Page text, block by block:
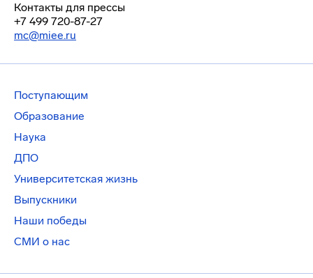
Контакты для прессы
+7 499 720-87-27
mc@miee.ru
Поступающим
Образование
Наука
ДПО
Университетская жизнь
Выпускники
Наши победы
СМИ о нас